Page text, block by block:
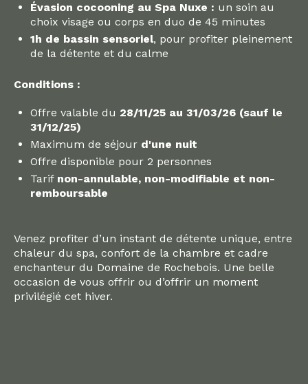
Évasion cocooning au Spa Nuxe : un soin au
choix visage ou corps en duo de 45 minutes
1h de bassin sensoriel, pour profiter pleinement
de la détente et du calme
Conditions :
Offre valable du 28/11/25 au 31/03/26 (sauf le
31/12/25)
Maximum de séjour d'une nuit
Offre disponible pour 2 personnes
Tarif non-annulable, non-modifiable et non-
remboursable
Venez profiter d’un instant de détente unique, entre
chaleur du spa, confort de la chambre et cadre
enchanteur du Domaine de Rochebois. Une belle
occasion de vous offrir ou d’offrir un moment
privilégié cet hiver.